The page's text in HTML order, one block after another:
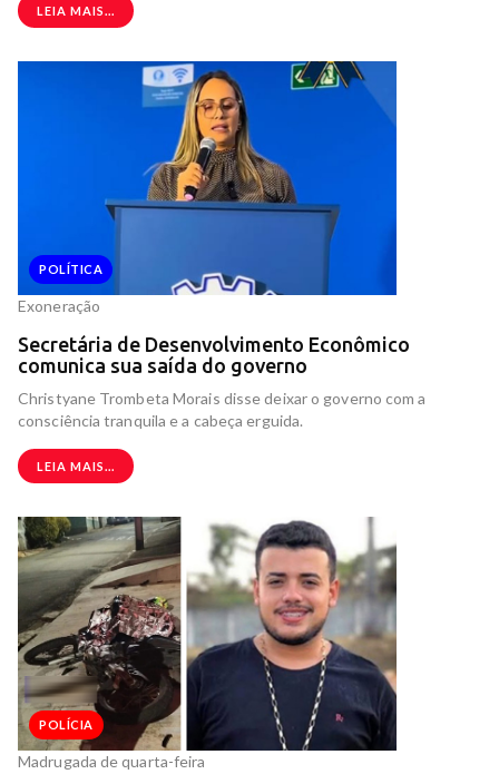
LEIA MAIS...
POLÍTICA
Exoneração
Secretária de Desenvolvimento Econômico
comunica sua saída do governo
Christyane Trombeta Morais disse deixar o governo com a
consciência tranquila e a cabeça erguida.
LEIA MAIS...
POLÍCIA
Madrugada de quarta-feira